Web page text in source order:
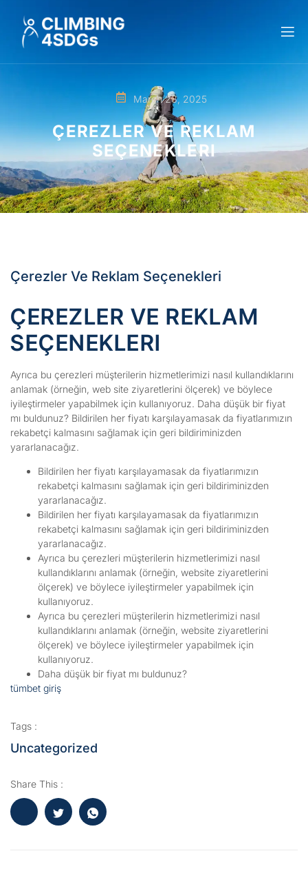
March 28, 2025
ÇEREZLER VE REKLAM
SEÇENEKLERI
Çerezler Ve Reklam Seçenekleri
ÇEREZLER VE REKLAM
SEÇENEKLERI
Ayrıca bu çerezleri müşterilerin hizmetlerimizi nasıl kullandıklarını
anlamak (örneğin, web site ziyaretlerini ölçerek) ve böylece
iyileştirmeler yapabilmek için kullanıyoruz. Daha düşük bir fiyat
mı buldunuz? Bildirilen her fiyatı karşılayamasak da fiyatlarımızın
rekabetçi kalmasını sağlamak için geri bildiriminizden
yararlanacağız.
Bildirilen her fiyatı karşılayamasak da fiyatlarımızın
rekabetçi kalmasını sağlamak için geri bildiriminizden
yararlanacağız.
Bildirilen her fiyatı karşılayamasak da fiyatlarımızın
rekabetçi kalmasını sağlamak için geri bildiriminizden
yararlanacağız.
Ayrıca bu çerezleri müşterilerin hizmetlerimizi nasıl
kullandıklarını anlamak (örneğin, website ziyaretlerini
ölçerek) ve böylece iyileştirmeler yapabilmek için
kullanıyoruz.
Ayrıca bu çerezleri müşterilerin hizmetlerimizi nasıl
kullandıklarını anlamak (örneğin, website ziyaretlerini
ölçerek) ve böylece iyileştirmeler yapabilmek için
kullanıyoruz.
Daha düşük bir fiyat mı buldunuz?
tümbet giriş
Tags :
Uncategorized
Share This :